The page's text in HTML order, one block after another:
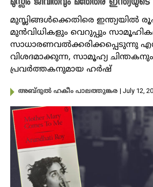
മുസ്ലിങ്ങൾക്കെതിരെ ഇന്ത്യയിൽ
മുൻവിധികളും വെറുപ്പും
സാധാരണവൽക്കരിക്കപ്പെടുന്നു
വിശദമാക്കുന്ന, സാമൂഹ്യ
പ്രവർത്തകനുമായ ഹർഷ്
അബ്ദുൽ ഹകീം പാലത്തുങ്കര | July 12,